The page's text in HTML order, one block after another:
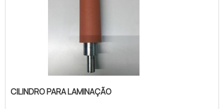
CILINDRO PARA LAMINAÇÃO